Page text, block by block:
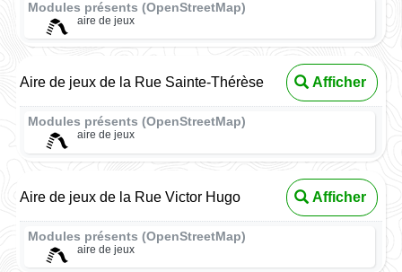
Modules présents (OpenStreetMap)
aire de jeux
Aire de jeux de la Rue Sainte-Thérèse Afficher
Modules présents (OpenStreetMap)
aire de jeux
Aire de jeux de la Rue Victor Hugo Afficher
Modules présents (OpenStreetMap)
aire de jeux